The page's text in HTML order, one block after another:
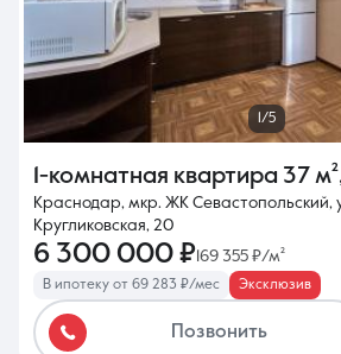
1/5
1-комнатная квартира 37 м²
Краснодар, мкр. ЖК Севастопольский,
Кругликовская, 20
6 300 000 ₽169 355 ₽/м²
В ипотеку от 69 283 ₽/мес Эксклюзив
Позвонить